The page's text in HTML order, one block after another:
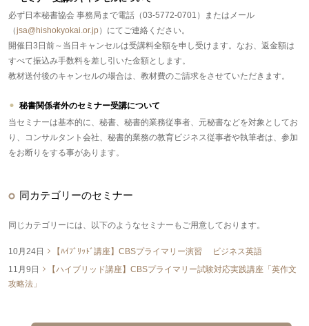
必ず日本秘書協会 事務局まで電話（03-5772-0701）またはメール
（jsa@hishokyokai.or.jp）にてご連絡ください。
開催日3日前～当日キャンセルは受講料全額を申し受けます。なお、返金額は
すべて振込み手数料を差し引いた金額とします。
教材送付後のキャンセルの場合は、教材費のご請求をさせていただきます。
秘書関係者外のセミナー受講について
当セミナーは基本的に、秘書、秘書的業務従事者、元秘書などを対象としてお
り、コンサルタント会社、秘書的業務の教育ビジネス従事者や執筆者は、参加
をお断りをする事があります。
同カテゴリーのセミナー
同じカテゴリーには、以下のようなセミナーもご用意しております。
10月24日
【ﾊｲﾌﾞﾘｯﾄﾞ講座】CBSプライマリー演習 ビジネス英語
11月9日
【ハイブリッド講座】CBSプライマリー試験対応実践講座「英作文
攻略法」